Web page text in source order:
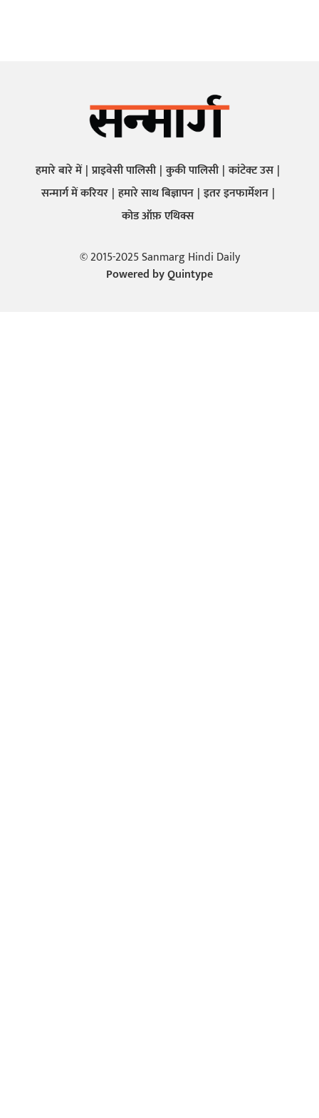
हमारे बारे में प्राइवेसी पालिसी कुकी पालिसी कांटेक्ट उस
सन्मार्ग में करियर हमारे साथ बिज्ञापन इतर इनफार्मेशन
कोड ऑफ़ एथिक्स
© 2015-2025 Sanmarg Hindi Daily
Powered byQuintype